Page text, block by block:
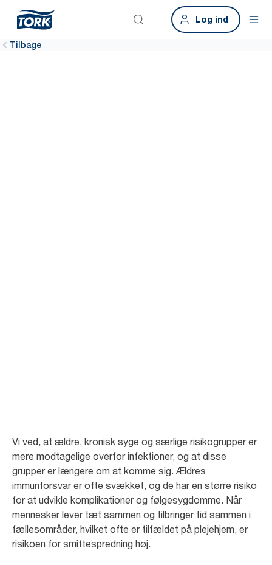
Log ind
Tilbage
Vi ved, at ældre, kronisk syge og særlige risikogrupper er
mere modtagelige overfor infektioner, og at disse
grupper er længere om at komme sig. Ældres
immunforsvar er ofte svækket, og de har en større risiko
for at udvikle komplikationer og følgesygdomme. Når
mennesker lever tæt sammen og tilbringer tid sammen i
fællesområder, hvilket ofte er tilfældet på plejehjem, er
risikoen for smittespredning høj.